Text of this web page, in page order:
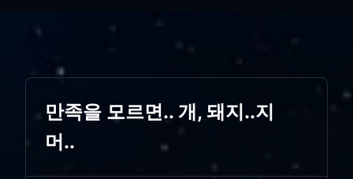
만족을 모르면.. 개, 돼지..지
머..